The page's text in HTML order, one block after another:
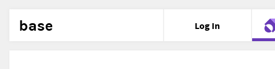
base Log In